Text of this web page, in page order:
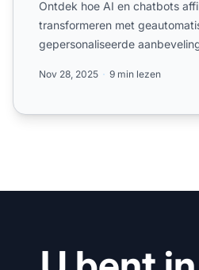
Ontdek hoe AI en chatbots
transformeren met
gepersonaliseerde
Nov 28, 2025 9 min lezen